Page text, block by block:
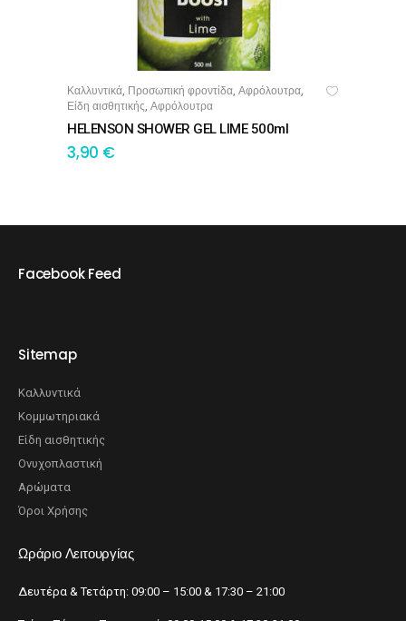
ΠΡΟΣΘΉΚΗ ΣΤΟ ΚΑΛΆΘΙ
Καλλυντικά, Προσωπική φροντίδα, Αφρόλουτρα,
Είδη αισθητικής, Αφρόλουτρα
HELENSON SHOWER GEL LIME 500ml
3,90 €
Facebook Feed
Sitemap
Καλλυντικά
Κομμωτηριακά
Είδη αισθητικής
Ονυχοπλαστική
Αρώματα
Όροι Χρήσης
Ωράριο Λειτουργίας
Δευτέρα & Τετάρτη: 09:00 – 15:00 & 17:30 – 21:00